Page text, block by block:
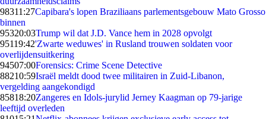
98311:27Capibara's lopen Braziliaans parlementsgebouw Mato Grosso
binnen
95320:03Trump wil dat J.D. Vance hem in 2028 opvolgt
95119:42'Zwarte weduwes' in Rusland trouwen soldaten voor
overlijdensuitkering
94507:00Forensics: Crime Scene Detective
88210:59Israël meldt dood twee militairen in Zuid-Libanon,
vergelding aangekondigd
85818:20Zangeres en Idols-jurylid Jerney Kaagman op 79-jarige
leeftijd overleden